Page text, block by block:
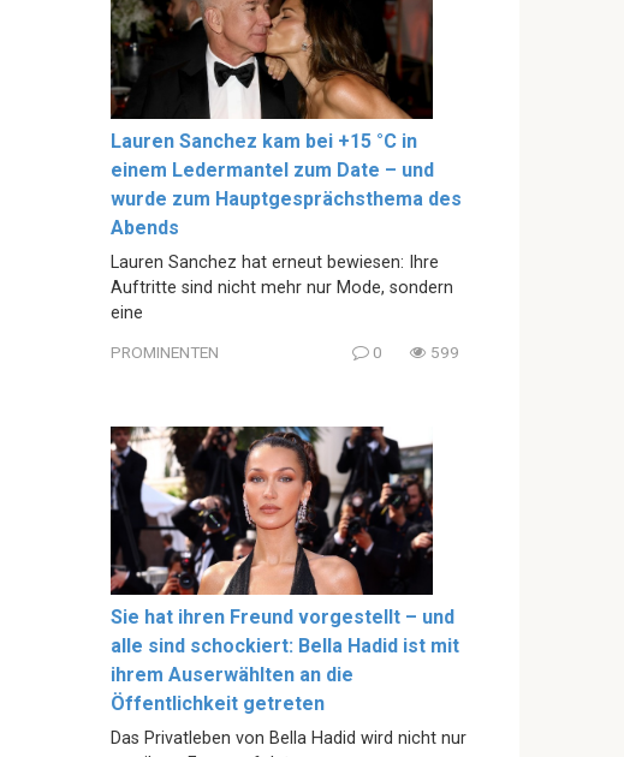
Lauren Sanchez kam bei +15 °C in
einem Ledermantel zum Date – und
wurde zum Hauptgesprächsthema des
Abends
Lauren Sanchez hat erneut bewiesen: Ihre
Auftritte sind nicht mehr nur Mode, sondern
eine
PROMINENTEN 0 599
Sie hat ihren Freund vorgestellt – und
alle sind schockiert: Bella Hadid ist mit
ihrem Auserwählten an die
Öffentlichkeit getreten
Das Privatleben von Bella Hadid wird nicht nur